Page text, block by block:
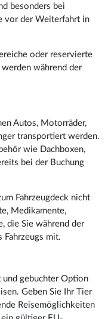
besonders bei
vor der Weiterfahrt in
oder reservierte
während der
Autos, Motorräder,
transportiert werden.
wie Dachboxen,
bei der Buchung
Fahrzeugdeck nicht
Medikamente,
die Sie während der
Fahrzeugs mit.
und gebuchter Option
Geben Sie Ihr Tier
Reisemöglichkeiten